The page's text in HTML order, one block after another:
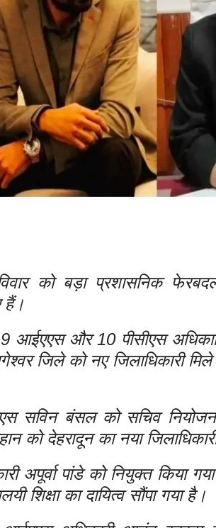
को बड़ा प्रशासनिक
हैं।
आईएएस और 10 पीसीएस
जिले को नए जिलाधिकारी
सविन बंसल को सचिव नियोजन
देहरादून का नया
अपूर्वा पांडे को नियुक्त किया
शिक्षा का दायित्व सौंपा गया है।